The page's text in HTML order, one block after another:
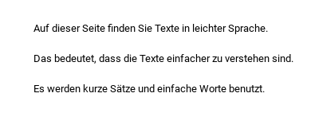
Auf dieser Seite finden Sie Texte in leichter Sprache.
Das bedeutet, dass die Texte einfacher zu verstehen sind.
Es werden kurze Sätze und einfache Worte benutzt.